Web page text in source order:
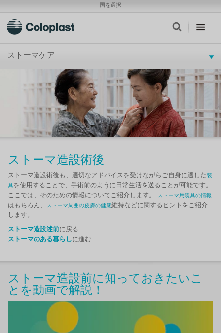
国を選択
ストーマケア
ストーマ造設術後
ストーマ造設術後も、適切なアドバイスを受けながらご自身に適した装
具を使用することで、手術前のように日常生活を送ることが可能です。
ここでは、そのための情報についてご紹介します。
ストーマ用装具の情報
はもちろん、 ストーマ周囲の皮膚の健康維持などに関するヒントをご紹介
します。
ストーマ造設述前に戻る
ストーマのある暮らしに進む
ストーマ造設前に知っておきたいこ
とを動画で解説！